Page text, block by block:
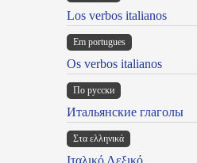
Los verbos italianos
Em portugues
Os verbos italianos
По русски
Итальянские глаголы
Στα ελληνικά
Ιταλικό Λεξικό